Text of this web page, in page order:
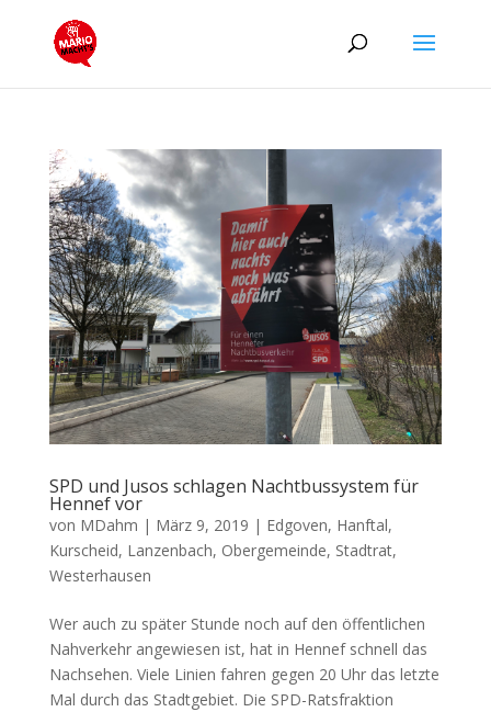
SPD und Jusos schlagen Nachtbussystem für
Hennef vor
von MDahm | März 9, 2019 | Edgoven, Hanftal,
Kurscheid, Lanzenbach, Obergemeinde, Stadtrat,
Westerhausen
Wer auch zu später Stunde noch auf den öffentlichen
Nahverkehr angewiesen ist, hat in Hennef schnell das
Nachsehen. Viele Linien fahren gegen 20 Uhr das letzte
Mal durch das Stadtgebiet. Die SPD-Ratsfraktion